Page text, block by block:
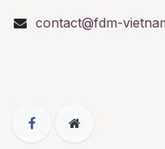
contact@fdm-